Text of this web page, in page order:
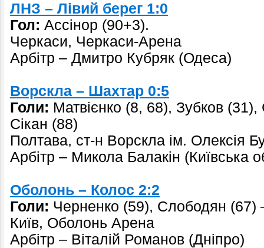
ЛНЗ – Лівий берег 1:0
Гол: Ассінор (90+3).
Черкаси, Черкаси-Арена
Арбітр – Дмитро Кубряк (Одеса)
Ворскла – Шахтар 0:5
Голи: Матвієнко (8, 68), Зубков (31),
Сікан (88)
Полтава, ст-н Ворскла ім. Олексія
Арбітр – Микола Балакін (Київська
Оболонь – Колос 2:2
Голи: Черненко (59), Слободян (67)
Київ, Оболонь Арена
Арбітр – Віталій Романов (Дніпро)